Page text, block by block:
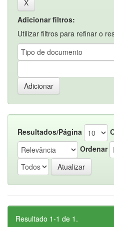
Adicionar filtros:
Utilizar filtros para refinar o
Resultados/Página
Ordenar
Resultado 1-1 de 1.